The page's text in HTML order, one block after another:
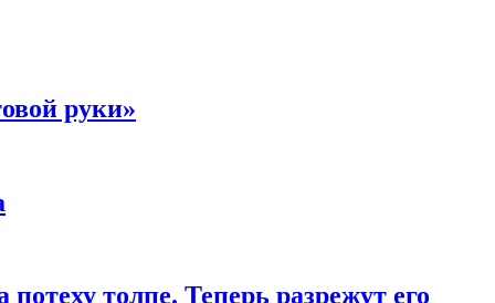
руки»
толпе. Теперь разрежут его